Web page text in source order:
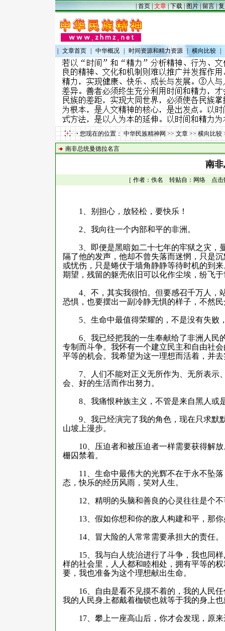
|首页|文章|下载| 图片|留言|
文章首页 中华概况 时间资源和精力资源 | 横向比较
您现在的位置：中华民族精神网>>文章>>横向比较
南非总统曼德拉名言
南
［ 作者：佚名 转贴自：网络 点击
1 、别担心，放轻松，要快乐！
2 、我向往一个内部和平的非洲。
3 、即便是黑暗如二十七年的牢狱之灾
隔了他的发声，他却不曾失落而迷惘，只是
或忧伤，只是蜷伏于墙角静静等待时机的到
期望，残留的躯壳依旧可以化作尘埃，纷飞
4 、不，其实我很怕。但要感召千万人
恐惧，也要摆出一副冷静无惧的样子，不然
5 、生命中最值得荣耀的，不是没有失
6 、我已经把我的一生奉献给了非洲人
专制而斗争。我怀有一个建立民主和自由社
平等的机会。我希望为这一理想而活着，并
7 、人们不能对正义无所作为、无所表
会、好的生活而作出努力。
8 、我痛恨种族主义，不管是来自黑人
9 、我已经演完了我的角色，现在只求
山坡上漫步。
10 、压迫者和被压迫者一样需要获得解
栅囚禁着。
11
、生命中最伟大的光辉不在于永不坠
态，快乐的经历风雨，笑对人生。
12 、精明的头脑和善良的心灵往往是个
13 、假如你想和你的敌人构建和平，那
14 、冒大险的人常常需要承担大的责任。
15 、我与白人统治进行了斗争，我也同
样的社会里，人人都和睦相处，拥有平等的
要，我也准备为这个理想献出生命。
16 、自由是看不见摸不着的，我的人民
我的人民身上都戴着枷锁也就等于我的身上
17 、攀上一座高山后，你才会发现，原